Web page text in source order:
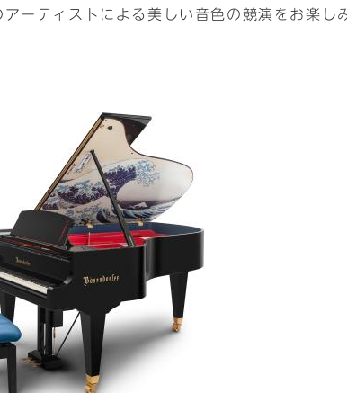
ーティストによる美しい音色の競演をお楽し